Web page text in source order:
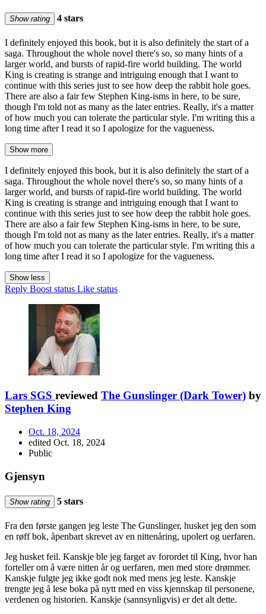
Show rating 4 stars
I definitely enjoyed this book, but it is also definitely the start of a
saga. Throughout the whole novel there's so, so many hints of a
larger world, and bursts of rapid-fire world building. The world
King is creating is strange and intriguing enough that I want to
continue with this series just to see how deep the rabbit hole goes.
There are also a fair few Stephen King-isms in here, to be sure,
though I'm told not as many as the later entries. Really, it's a matter
of how much you can tolerate the particular style. I'm writing this a
long time after I read it so I apologize for the vagueness.
Show more
I definitely enjoyed this book, but it is also definitely the start of a
saga. Throughout the whole novel there's so, so many hints of a
larger world, and bursts of rapid-fire world building. The world
King is creating is strange and intriguing enough that I want to
continue with this series just to see how deep the rabbit hole goes.
There are also a fair few Stephen King-isms in here, to be sure,
though I'm told not as many as the later entries. Really, it's a matter
of how much you can tolerate the particular style. I'm writing this a
long time after I read it so I apologize for the vagueness.
Show less
Reply Boost status Like status
Lars SGS reviewed The Gunslinger (Dark Tower) by
Stephen King
Oct. 18, 2024
edited Oct. 18, 2024
Public
Gjensyn
Show rating 5 stars
Fra den første gangen jeg leste The Gunslinger, husket jeg den som
en røff bok, åpenbart skrevet av en nittenåring, upolert og uerfaren.
Jeg husket feil. Kanskje ble jeg farget av forordet til King, hvor han
forteller om å være nitten år og uerfaren, men med store drømmer.
Kanskje fulgte jeg ikke godt nok med mens jeg leste. Kanskje
trengte jeg å lese boka på nytt med en viss kjennskap til personene,
verdenen og historien. Kanskje (sannsynligvis) er det alt dette.